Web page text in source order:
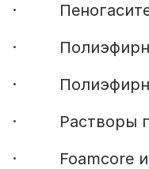
·
·
·
· Растворы
· Foamcore и